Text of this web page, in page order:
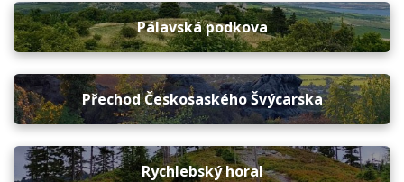
Pálavská podkova
Přechod Českosaského Švýcarska
Rychlebský horal